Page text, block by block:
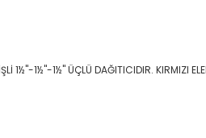
1½"-1½"-1½" ÜÇLÜ DAĞITICIDIR. KIRMIZI